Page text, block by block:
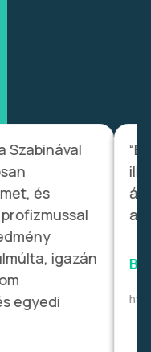
Szabinával
és
igazán
egyedi